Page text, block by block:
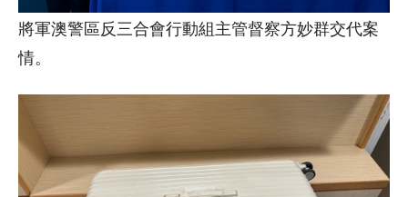
將軍澳警區反三合會行動組主管督察方妙群交代案
情。